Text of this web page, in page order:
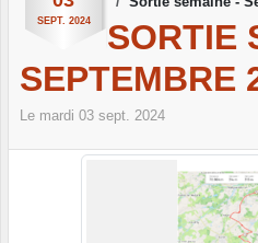
SEPT. 2024
SORTIE
SEPTEMBRE
Le mardi 03 sept. 2024